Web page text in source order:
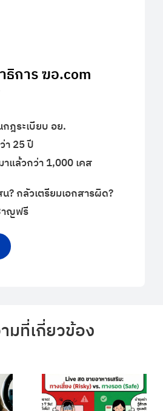
การ ฆอ.com
ฎระเบียบ อย.
25 ปี
าแล้วกว่า 1,000 เคส
? กลัวเตรียมเอกสารผิด?
าญฟรี
มที่เกี่ยวข้อง